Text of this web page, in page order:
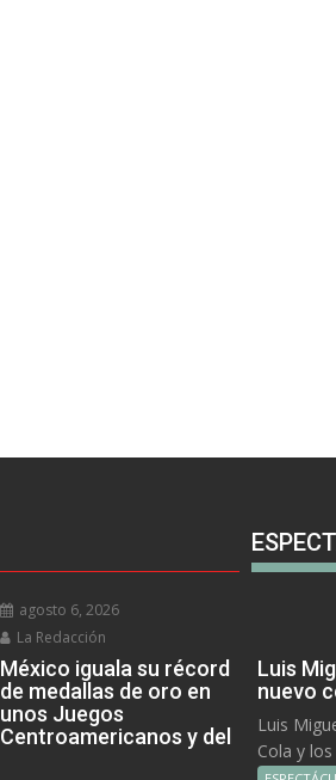
agosto 6, 2026
La Redacción
México iguala su récord
de medallas de oro en
unos Juegos
Centroamericanos y del
Luis
nuevo
Luis
Cola y